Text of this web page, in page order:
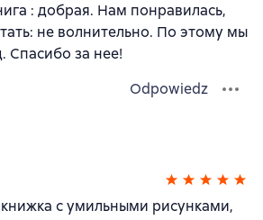
: добрая. Нам понравилась,
не волнительно. По этому мы
Спасибо за нее!
Odpowiedz
с умильными рисунками,